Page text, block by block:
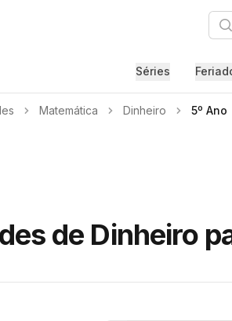
Séries
Matemática Dinheiro 5º Ano
de Dinheiro